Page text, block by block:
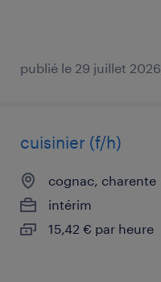
publié le 29 juillet 2026
cuisinier (f/h)
cognac, charente
intérim
15,42 € par heure